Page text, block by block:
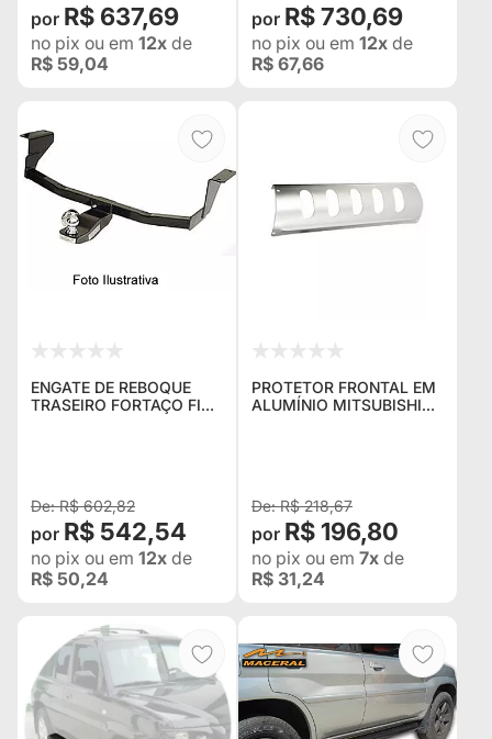
R$ 637,69
no pix ou em 12x de
R$ 59,04
R$ 730,69
no pix ou em 12x de
R$ 67,66
ENGATE DE REBOQUE
TRASEIRO FORTAÇO FIXO
R$ 602,82
R$ 542,54
no pix ou em 12x de
R$ 50,24
PROTETOR FRONTAL EM
ALUMÍNIO MITSUBISHI
R$ 218,67
R$ 196,80
no pix ou em 7x de
R$ 31,24